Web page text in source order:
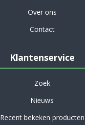
Over ons
Contact
Klantenservice
Zoek
Nieuws
Recent bekeken producten